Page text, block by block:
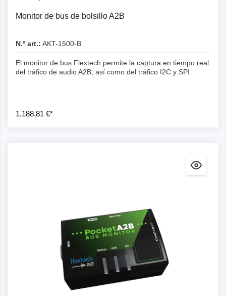
Monitor de bus de bolsillo A2B
N.º art.: AKT-1500-B
El monitor de bus Flextech permite la captura en tiempo real
del tráfico de audio A2B, así como del tráfico I2C y SPI.
1.188,81 €*